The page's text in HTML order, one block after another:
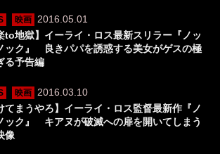
映画
2016.05.01
to地獄】イーライ・ロス最新スリラー『ノッ
ック』 良きパパを誘惑する美女がゲスの極
る予告編
映画
2016.03.10
てまうやろ】イーライ・ロス監督最新作『ノ
ック』 キアヌが破滅への扉を開いてしまう
像